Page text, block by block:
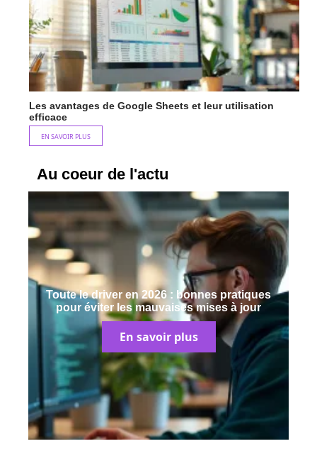
Les avantages de Google Sheets et leur utilisation
efficace
EN SAVOIR PLUS
Au coeur de l'actu
Toute le driver en 2026 : bonnes pratiques
pour éviter les mauvaises mises à jour
En savoir plus